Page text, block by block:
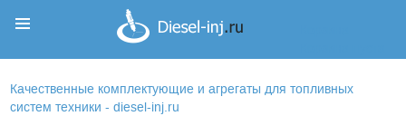
Качественные комплектующие и агрегаты для топливных
систем техники - diesel-inj.ru